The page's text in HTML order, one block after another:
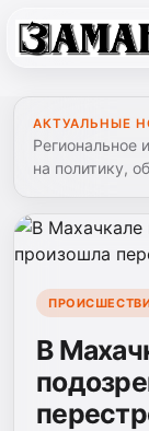
АКТУАЛЬНЫЕ
Региональное
на политику,
В